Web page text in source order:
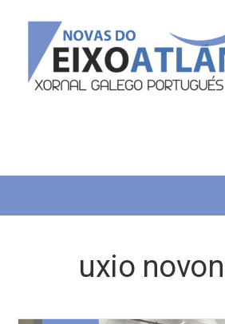
uxio